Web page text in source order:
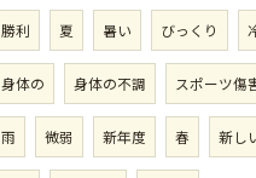
勝利 夏 暑い びっくり
身体の 身体の不調 スポーツ傷
雨 微弱 新年度 春 新し